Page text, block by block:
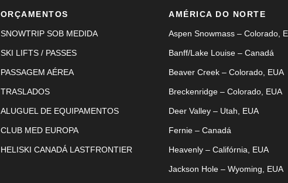
ORÇAMENTOS
SNOWTRIP SOB MEDIDA
SKI LIFTS / PASSES
PASSAGEM AÉREA
TRASLADOS
ALUGUEL DE EQUIPAMENTOS
CLUB MED EUROPA
HELISKI CANADÁ LASTFRONTIER
AMÉRICA DO NORTE
Aspen Snowmass – Colorado,
Banff/Lake Louise – Canadá
Beaver Creek – Colorado, EUA
Breckenridge – Colorado, EUA
Deer Valley – Utah, EUA
Fernie – Canadá
Heavenly – Califórnia, EUA
Jackson Hole – Wyoming, EUA